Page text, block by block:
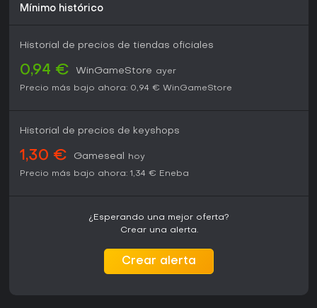
Mínimo histórico
Historial de precios de tiendas oficiales
0,94 € WinGameStore ayer
Precio más bajo ahora: 0,94 € WinGameStore
Historial de precios de keyshops
1,30 € Gameseal
hoy
Precio más bajo ahora: 1,34 € Eneba
¿Esperando una mejor oferta?
Crear una alerta.
Crear alerta